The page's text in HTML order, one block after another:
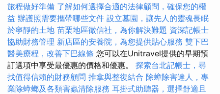
旅程做好準備 了解如何選擇合適的法律顧問，確保您的權
益 辦護照需要攜帶哪些文件 設立墓園，讓先人的靈魂長眠
於寧靜的土地 苗栗地區徵信社，為你解決難題 資深記帳士
協助財務管理 新店區的安養院，為您提供貼心服務 雙下巴
醫美療程，改善下巴線條 您可以在Unitravel提供的早期預
訂選項中享受最優惠的價格和優惠。 探索台北記帳士，尋
找值得信賴的財務顧問 推拿與整復結合 除蟑除害達人，專
業除蟑螂及各類害蟲清除服務 耳掛式助聽器，選擇舒適且